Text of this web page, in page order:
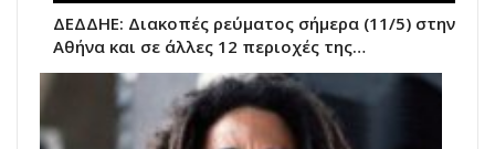
ΔΕΔΔΗΕ: Διακοπές ρεύματος σήμερα (11/5) στην
Αθήνα και σε άλλες 12 περιοχές της…